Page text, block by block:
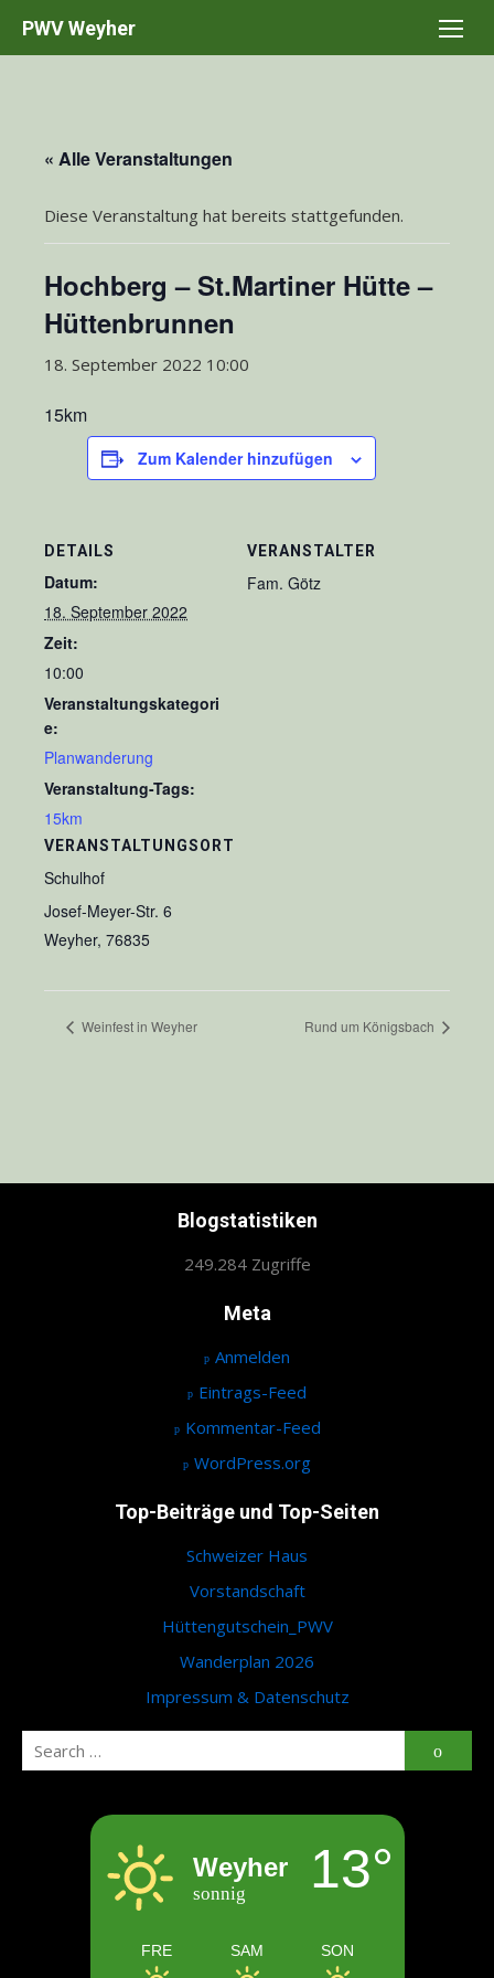
PWV Weyher
« Alle Veranstaltungen
Diese Veranstaltung hat bereits stattgefunden.
Hochberg – St.Martiner Hütte –
Hüttenbrunnen
18. September 2022 10:00
15km
Zum Kalender hinzufügen
DETAILS
Datum:
18. September 2022
Zeit:
10:00
Veranstaltungskategori
e:
Planwanderung
Veranstaltung-Tags:
15km
VERANSTALTUNGSORT
Schulhof
Josef-Meyer-Str. 6
Weyher, 76835
VERANSTALTER
Fam. Götz
Weinfest in Weyher Rund um Königsbach
Blogstatistiken
249.284 Zugriffe
Meta
Anmelden
Eintrags-Feed
Kommentar-Feed
WordPress.org
Top-Beiträge und Top-Seiten
Schweizer Haus
Vorstandschaft
Hüttengutschein_PWV
Wanderplan 2026
Impressum & Datenschutz
for:
Weyher
sonnig 13°
FRE SAM SON